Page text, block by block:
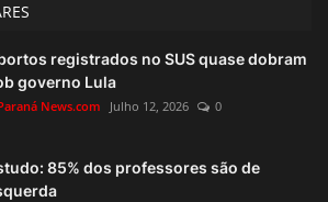
registrados no SUS quase dobram
governo Lula
News.com Julho 12, 2026 0
85% dos professores são de